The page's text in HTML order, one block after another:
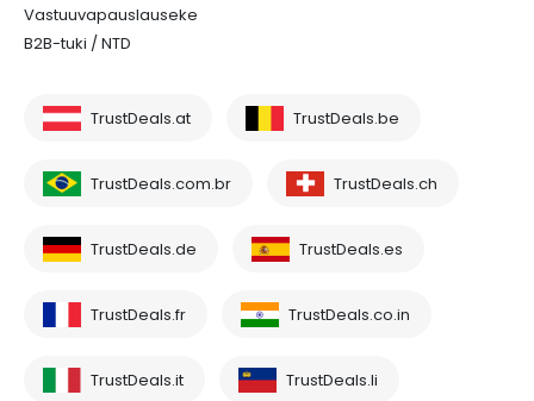
Vastuuvapauslauseke
B2B-tuki / NTD
TrustDeals.at TrustDeals.be
TrustDeals.com.br TrustDeals.ch
TrustDeals.de TrustDeals.es
TrustDeals.fr TrustDeals.co.in
TrustDeals.it TrustDeals.li